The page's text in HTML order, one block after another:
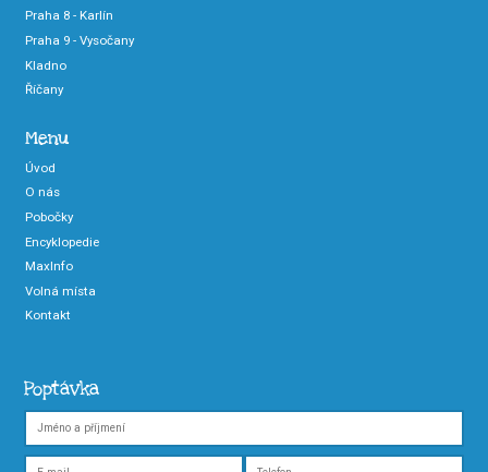
Praha 8 - Karlín
Praha 9 - Vysočany
Kladno
Říčany
Menu
Úvod
O nás
Pobočky
Encyklopedie
MaxInfo
Volná místa
Kontakt
Poptávka